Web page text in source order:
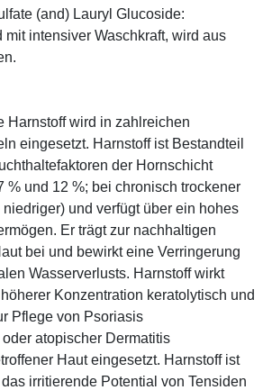
(and) Lauryl Glucoside:
mit intensiver Waschkraft, wird aus
Harnstoff wird in zahlreichen
eingesetzt. Harnstoff ist Bestandteil
der Hornschicht
% und 12 %; bei chronisch trockener
und verfügt über ein hohes
Er trägt zur nachhaltigen
bei und bewirkt eine Verringerung
Wasserverlusts. Harnstoff wirkt
Konzentration keratolytisch und
Pflege von Psoriasis
atopischer Dermatitis
Haut eingesetzt. Harnstoff ist
irritierende Potential von Tensiden